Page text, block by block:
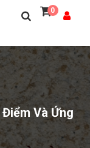
0
Và Ứng